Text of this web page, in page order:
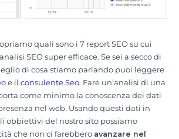
quali sono i 7 report SEO su cui
SEO super efficace. Se sei a secco di
di cosa stiamo parlando puoi leggere
e il consulente Seo. Fare un’analisi di una
come minimo la conoscenza dei dati
nel web. Usando questi dati in
obbiettivi del nostro sito possiamo
che non ci farebbero avanzare nel